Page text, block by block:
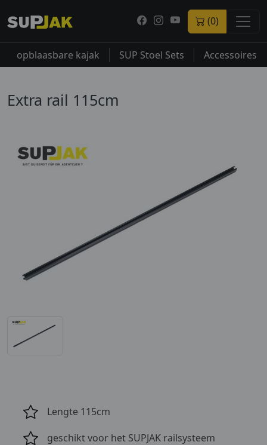
(0)
opblaasbare kajak SUP Stoel Sets Accessoires
Extra rail 115cm
Lengte 115cm
geschikt voor het SUPJAK railsysteem